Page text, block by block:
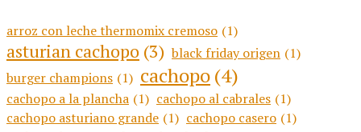
arroz con leche thermomix cremoso (1)
asturian cachopo (3) black friday origen (1)
burger champions (1) cachopo(4)
cachopo a la plancha (1) cachopo al cabrales (1)
cachopo asturiano grande (1) cachopo casero (1)